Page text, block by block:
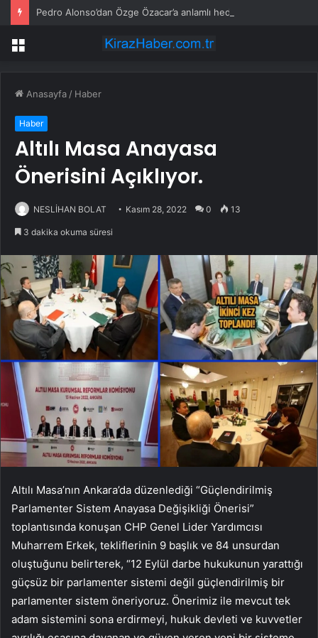
Pedro Alonso’dan Özge Özacar’a anlamlı hediye
Menü
Anasayfa / Haber
Haber
Altılı Masa Anayasa
Önerisini Açıklıyor.
NESLİHAN BOLAT Kasım 28, 2022 0 13
3 dakika okuma süresi
Altılı Masa’nın Ankara’da düzenlediği “Güçlendirilmiş
Parlamenter Sistem Anayasa Değişikliği Önerisi”
toplantısında konuşan CHP Genel Lider Yardımcısı
Muharrem Erkek, tekliflerinin 9 başlık ve 84 unsurdan
oluştuğunu belirterek, “12 Eylül darbe hukukunun yarattığı
güçsüz bir parlamenter sistemi değil güçlendirilmiş bir
parlamenter sistem öneriyoruz. Önerimiz ile mevcut tek
adam sistemini sona erdirmeyi, hukuk devleti ve kuvvetler